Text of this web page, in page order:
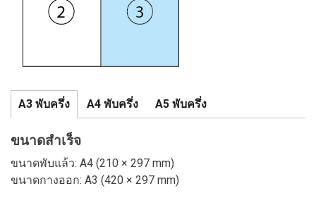
A3 พับครึ่ง A4 พับครึ่ง A5 พับครึ่ง
ขนาดสำเร็จ
ขนาดพับแล้ว: A4 (210 × 297 mm)
ขนาดกางออก: A3 (420 × 297 mm)